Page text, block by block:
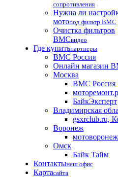
сопротивления
Нужна ли
мотопод фильтр BMC
Очистка фильтров
BMCвидео
Где купитьпартнеры
BMC Россия
Онлайн магазин
Москва
BMC Россия
БайкЭксперт
Владимирская
gsxrclub.ru,
Воронеж
Омск
Байк Тайм
Контактынаш офис
Картасайта